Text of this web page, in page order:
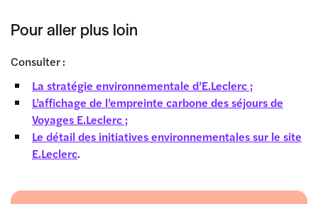
Pour aller plus loin
Consulter :
La stratégie environnementale d’E.Leclerc ;
L’affichage de l’empreinte carbone des séjours de
Voyages E.Leclerc ;
Le détail des initiatives environnementales sur le site
E.Leclerc.